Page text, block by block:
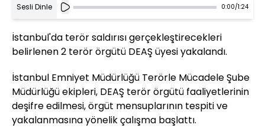
Sesli Dinle 0:00/1:24
İstanbul'da terör saldırısı gerçekleştirecekleri
belirlenen 2 terör örgütü DEAŞ üyesi yakalandı.
İstanbul Emniyet Müdürlüğü Terörle Mücadele Şube
Müdürlüğü ekipleri, DEAŞ terör örgütü faaliyetlerinin
deşifre edilmesi, örgüt mensuplarının tespiti ve
yakalanmasına yönelik çalışma başlattı.